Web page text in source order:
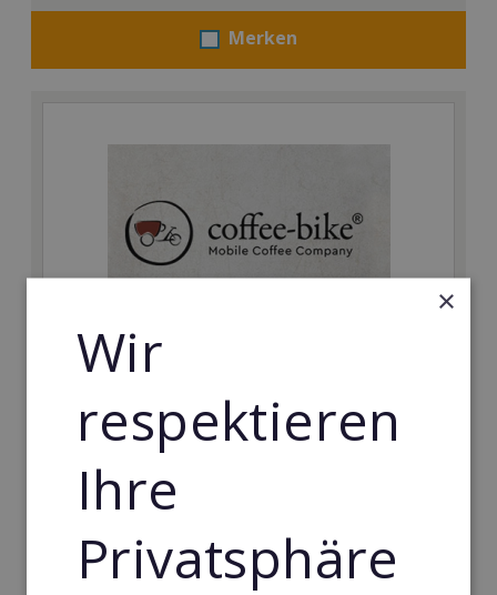
Merken
Das innovative und mobile Coffee-Shop-Konzept mit
konkurrenzlosen Einstiegsbedingungen.
Min. Eigenkapital:
5.000€
Merken
×
Wir
respektieren
Ihre
Privatsphäre